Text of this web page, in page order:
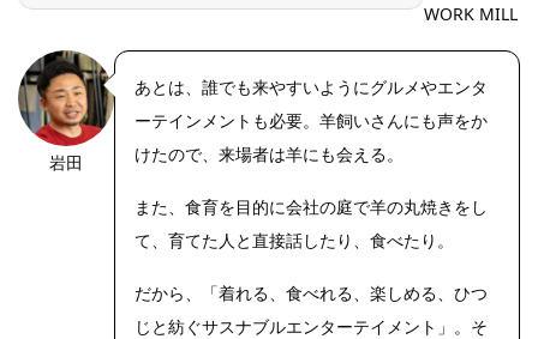
WORK MILL
https://riseph
岩田
あとは、誰でも来やすいようにグルメやエンタ
ーテインメントも必要。羊飼いさんにも声をか
けたので、来場者は羊にも会える。
また、食育を目的に会社の庭で羊の丸焼きをし
て、育てた人と直接話したり、食べたり。
だから、「着れる、食べれる、楽しめる、ひつ
じと紡ぐサスナブルエンターテイメント」。そ